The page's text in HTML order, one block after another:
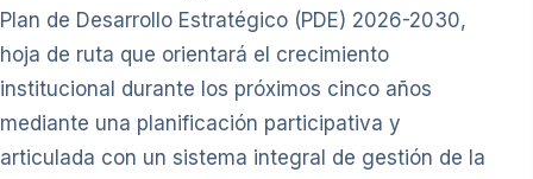
Plan de Desarrollo Estratégico (PDE) 2026-2030,
hoja de ruta que orientará el crecimiento
institucional durante los próximos cinco años
mediante una planificación participativa y
articulada con un sistema integral de gestión de la